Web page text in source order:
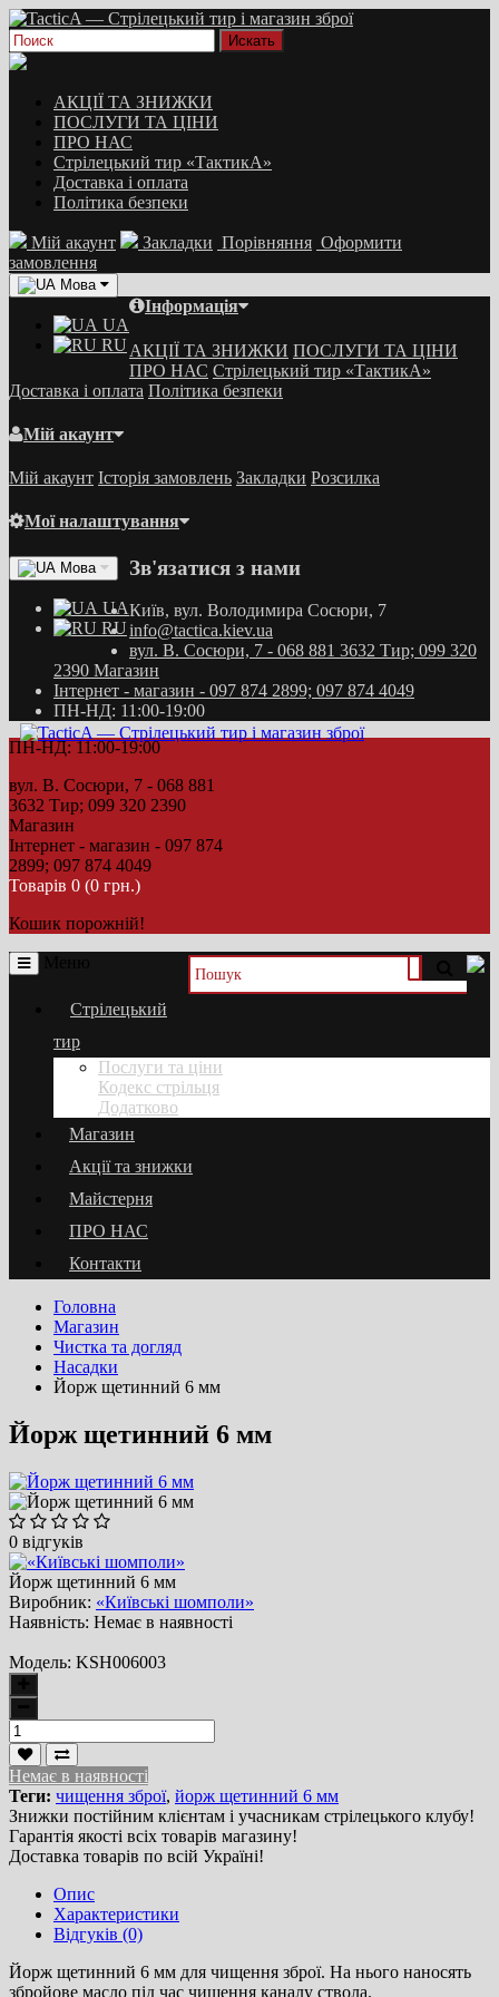
АКЦІЇ ТА ЗНИЖКИ
ПОСЛУГИ ТА ЦІНИ
ПРО НАС
Стрілецький тир «ТактикА»
Доставка і оплата
Політика безпеки
Мій акаунт Закладки Порівняння Оформити
замовлення
Мова
UA
RU
Інформація
АКЦІЇ ТА ЗНИЖКИ ПОСЛУГИ ТА ЦІНИ
ПРО НАС Стрілецький тир «ТактикА»
Доставка і оплата Політика безпеки
Мій акаунт
Мій акаунт Історія замовлень Закладки Розсилка
Мої налаштування
Мова
UA
RU
Зв'язатися з нами
Київ, вул. Володимира Сосюри, 7
info@tactica.kiev.ua
вул. В. Сосюри, 7 - 068 881 3632 Тир; 099 320
2390 Магазин
Інтернет - магазин - 097 874 2899; 097 874 4049
ПН-НД: 11:00-19:00
ПН-НД: 11:00-19:00
вул. В. Сосюри, 7 - 068 881
3632 Тир; 099 320 2390
Магазин
Інтернет - магазин - 097 874
2899; 097 874 4049
Товарів 0 (0 грн.)
Кошик порожній!
Стрілецький
тир
Послуги та ціни
Кодекс стрільця
Додатково
Магазин
Акції та знижки
Майстерня
ПРО НАС
Контакти
Головна
Магазин
Чистка та догляд
Насадки
Йорж щетинний 6 мм
Йорж щетинний 6 мм
0 відгуків
Йорж щетинний 6 мм
Виробник: «Київські шомполи»
Наявність: Немає в наявності
Модель: KSH006003
Немає в наявності
Теги: чищення зброї, йорж щетинний 6 мм
Знижки постійним клієнтам і учасникам стрілецького клубу!
Гарантія якості всіх товарів магазину!
Доставка товарів по всій Україні!
Опис
Характеристики
Відгуків (0)
Йорж щетинний 6 мм для чищення зброї. На нього наносять
збройове масло під час чищення каналу ствола.